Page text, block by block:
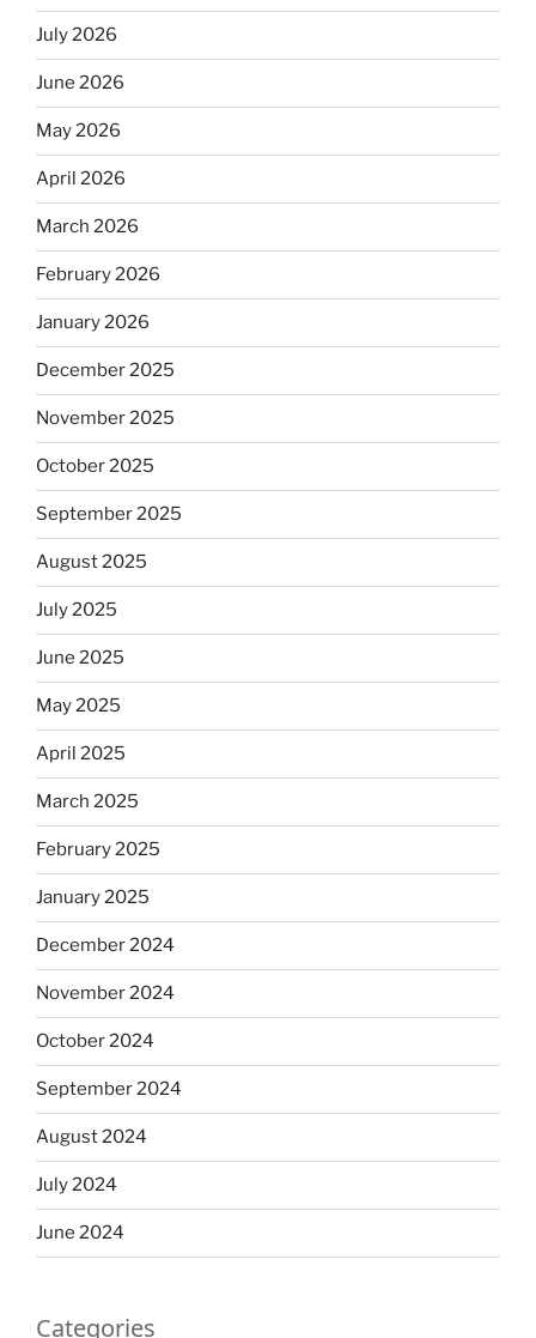
July 2026
June 2026
May 2026
April 2026
March 2026
February 2026
January 2026
December 2025
November 2025
October 2025
September 2025
August 2025
July 2025
June 2025
May 2025
April 2025
March 2025
February 2025
January 2025
December 2024
November 2024
October 2024
September 2024
August 2024
July 2024
June 2024
Categories